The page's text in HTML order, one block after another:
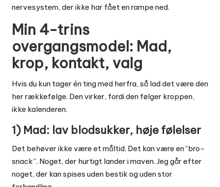
nervesystem, der ikke har fået en rampe ned.
Min 4-trins
overgangsmodel: Mad,
krop, kontakt, valg
Hvis du kun tager én ting med herfra, så lad det være den
her rækkefølge. Den virker, fordi den følger kroppen,
ikke kalenderen.
1) Mad: lav blodsukker, høje følelser
Det behøver ikke være et måltid. Det kan være en “bro-
snack”. Noget, der hurtigt lander i maven. Jeg går efter
noget, der kan spises uden bestik og uden stor